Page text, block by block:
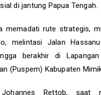
di jantung Papua Tengah.
memadati rute strategis,
melintasi Jalan
berakhir di
(Puspem) Kabupaten
Rettob, saat